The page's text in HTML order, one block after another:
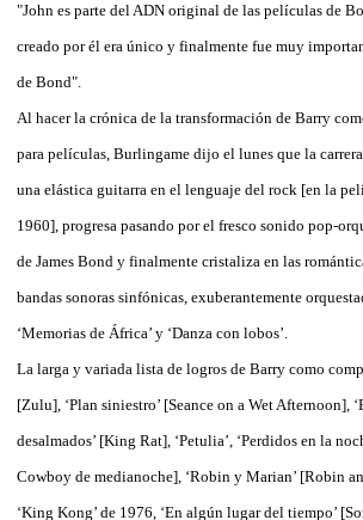
"John es parte del ADN original de las películas de
creado por él era único y finalmente fue muy
de Bond".
Al hacer la crónica de la transformación de Barry
para películas, Burlingame dijo el lunes que la
una elástica guitarra en el lenguaje del rock [en la
1960], progresa pasando por el fresco sonido pop-
de James Bond y finalmente cristaliza en las
bandas sonoras sinfónicas, exuberantemente
‘Memorias de África’ y ‘Danza con lobos’.
La larga y variada lista de logros de Barry como
[Zulu], ‘Plan siniestro’ [Seance on a Wet Afternoon],
desalmados’ [King Rat], ‘Petulia’, ‘Perdidos en la
Cowboy de medianoche], ‘Robin y Marian’ [Robin
‘King Kong’ de 1976, ‘En algún lugar del tiempo’